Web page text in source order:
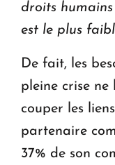
droits
est le plus
De fait, les
pleine crise
couper les
partenaire
37% de son